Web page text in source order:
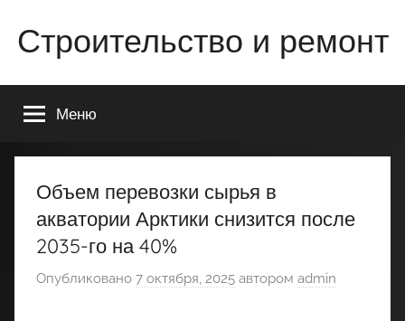
содержимому
Строительство и ремонт
строительстве
ремонте
Вашего
квартиры
Меню
Объем перевозки сырья в
акватории Арктики снизится после
2035-го на 40%
Опубликовано 7 октября, 2025 автором admin